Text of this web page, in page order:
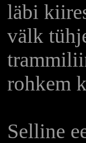
läbi
välk
rohkem
Selline